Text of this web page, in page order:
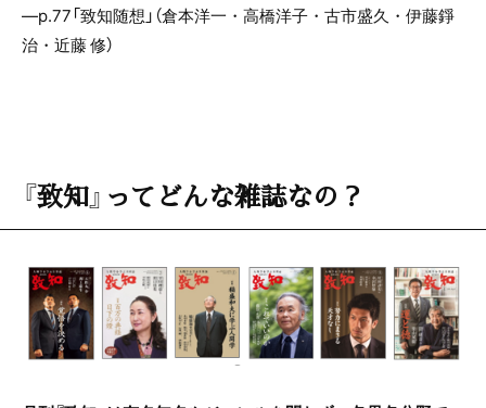
―p.77「致知随想」（倉本洋一・高橋洋子・古市盛久・伊藤錚
治・近藤 修）
『致知』ってどんな雑誌なの？